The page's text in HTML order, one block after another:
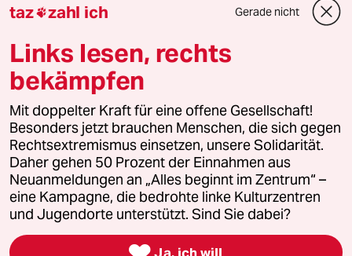
Downloads für Abonnierende
© 2026 taz Verlags und Vertriebs GmbH
Alle Rechte vorbehalten. Bei rechtlichen Fragen oder für Genehmigungen
wenden Sie sich bitte an lizenzen@taz.de
Feedback Redaktionsstatut Kommune-Richtlinien
Leitlinie Informant Datenschutz Impressum AGB
Seitenwende Einwilligungen widerrufen (Ads)
taz zahl ich Gerade nicht
Links lesen, rechts
bekämpfen
Mit doppelter Kraft für eine offene Gesellschaft!
Besonders jetzt brauchen Menschen, die sich gegen
Rechtsextremismus einsetzen, unsere Solidarität.
Daher gehen 50 Prozent der Einnahmen aus
Neuanmeldungen an „Alles beginnt im Zentrum“ –
eine Kampagne, die bedrohte linke Kulturzentren
und Jugendorte unterstützt. Sind Sie dabei?
Ja, ich will